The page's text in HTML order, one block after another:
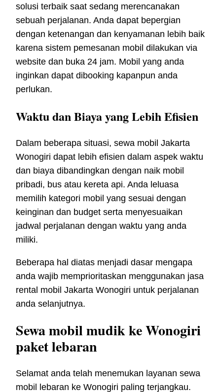
solusi terbaik saat sedang merencanakan
sebuah perjalanan. Anda dapat bepergian
dengan ketenangan dan kenyamanan lebih baik
karena sistem pemesanan mobil dilakukan via
website dan buka 24 jam. Mobil yang anda
inginkan dapat dibooking kapanpun anda
perlukan.
Waktu dan Biaya yang Lebih Efisien
Dalam beberapa situasi, sewa mobil Jakarta
Wonogiri dapat lebih efisien dalam aspek waktu
dan biaya dibandingkan dengan naik mobil
pribadi, bus atau kereta api. Anda leluasa
memilih kategori mobil yang sesuai dengan
keinginan dan budget serta menyesuaikan
jadwal perjalanan dengan waktu yang anda
miliki.
Beberapa hal diatas menjadi dasar mengapa
anda wajib memprioritaskan menggunakan jasa
rental mobil Jakarta Wonogiri untuk perjalanan
anda selanjutnya.
Sewa mobil mudik ke Wonogiri
paket lebaran
Selamat anda telah menemukan layanan sewa
mobil lebaran ke Wonogiri paling terjangkau.